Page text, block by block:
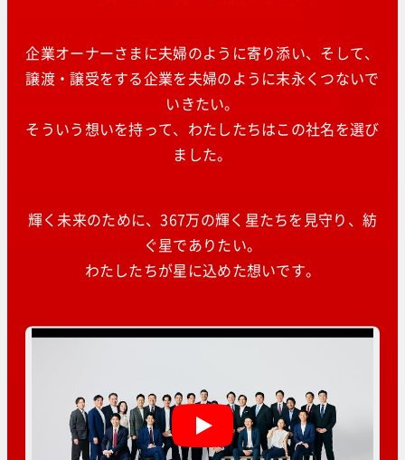
企業オーナーさまに夫婦のように寄り添い、そして、
譲渡・譲受をする企業を夫婦のように末永くつないで
いきたい。
そういう想いを持って、わたしたちはこの社名を選び
ました。
輝く未来のために、367万の輝く星たちを見守り、紡
ぐ星でありたい。
わたしたちが星に込めた想いです。